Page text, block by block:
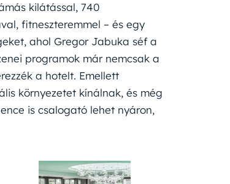
kilátással, 740
fitneszteremmel – és egy
ahol Gregor Jabuka séf a
programok már nemcsak a
a hotelt. Emellett
környezetet kínálnak, és még
is csalogató lehet nyáron,